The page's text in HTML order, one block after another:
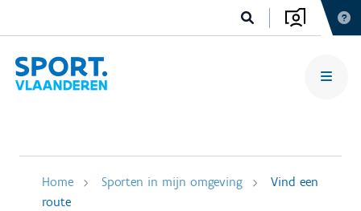
Home Sporten in mijn omgeving
Vind een
route